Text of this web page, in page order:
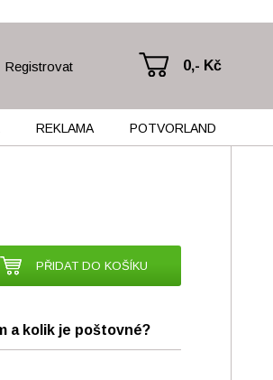
Registrovat 0,- Kč
REKLAMA POTVORLAND
PŘIDAT DO KOŠÍKU
a kolik je poštovné?